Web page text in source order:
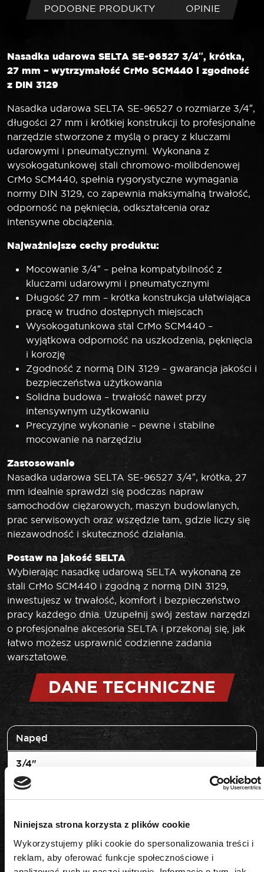
Niniejsza strona korzysta z plików cookie
Wykorzystujemy pliki cookie do spersonalizowania treści i
reklam, aby oferować funkcje społecznościowe i
PODOBNE PRODUKTY
OPINIE
Nasadka udarowa SELTA SE-96527 3/4″, krótka,
27 mm – wytrzymałość CrMo SCM440 i zgodność
z DIN 3129
Nasadka udarowa SELTA SE-96527 o rozmiarze 3/4″,
długości 27 mm i krótkiej konstrukcji to profesjonalne
narzędzie stworzone z myślą o pracy z kluczami
udarowymi i pneumatycznymi. Wykonana z
wysokogatunkowej stali chromowo-molibdenowej
CrMo SCM440, spełnia rygorystyczne wymagania
normy DIN 3129, co zapewnia maksymalną trwałość,
odporność na pęknięcia, odkształcenia oraz
intensywne obciążenia.
Najważniejsze cechy produktu:
Mocowanie 3/4″ – pełna kompatybilność z
kluczami udarowymi i pneumatycznymi
Długość 27 mm – krótka konstrukcja ułatwiająca
pracę w trudno dostępnych miejscach
Wysokogatunkowa stal CrMo SCM440 –
wyjątkowa odporność na uszkodzenia, pęknięcia
i korozję
Zgodność z normą DIN 3129 – gwarancja jakości i
bezpieczeństwa użytkowania
Solidna budowa – trwałość nawet przy
intensywnym użytkowaniu
Precyzyjne wykonanie – pewne i stabilne
mocowanie na narzędziu
Zastosowanie
Nasadka udarowa SELTA SE-96527 3/4″, krótka, 27
mm idealnie sprawdzi się podczas napraw
samochodów ciężarowych, maszyn budowlanych,
prac serwisowych oraz wszędzie tam, gdzie liczy się
niezawodność i skuteczność działania.
Postaw na jakość SELTA
Wybierając nasadkę udarową SELTA wykonaną ze
stali CrMo SCM440 i zgodną z normą DIN 3129,
inwestujesz w trwałość, komfort i bezpieczeństwo
pracy każdego dnia. Uzupełnij swój zestaw narzędzi
o profesjonalne akcesoria SELTA i przekonaj się, jak
łatwo możesz usprawnić codzienne zadania
warsztatowe.
DANE TECHNICZNE
Napęd
3/4"
Rozmiar